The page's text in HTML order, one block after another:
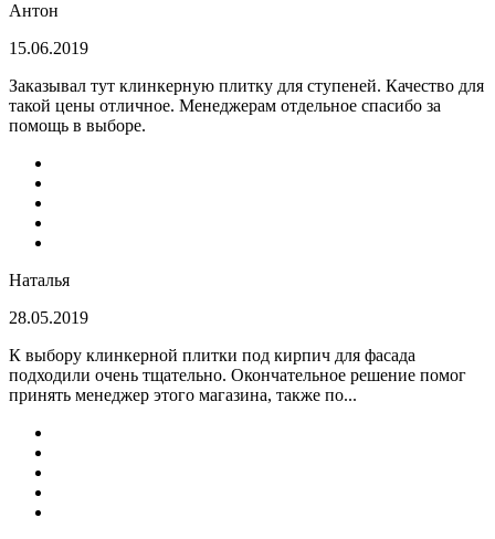
Антон
15.06.2019
Заказывал тут клинкерную плитку для ступеней. Качество для
такой цены отличное. Менеджерам отдельное спасибо за
помощь в выборе.
Наталья
28.05.2019
К выбору клинкерной плитки под кирпич для фасада
подходили очень тщательно. Окончательное решение помог
принять менеджер этого магазина, также по...